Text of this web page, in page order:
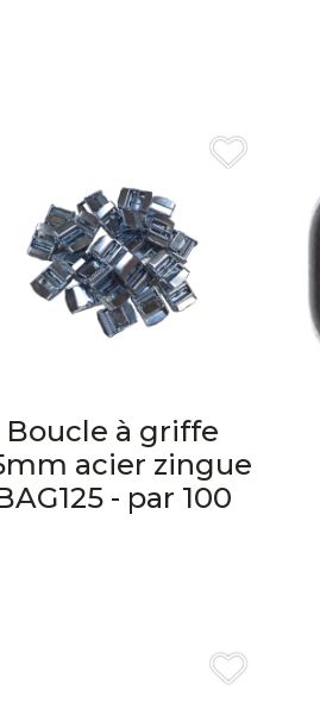
Boucle à griffe
acier zingue
- par 100